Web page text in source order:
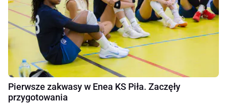
Pierwsze zakwasy w Enea KS Piła. Zaczęły
przygotowania